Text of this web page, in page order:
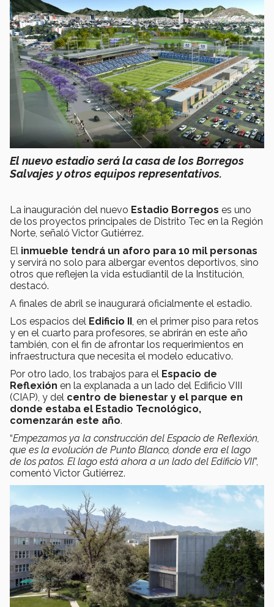
El nuevo estadio será la casa de los Borregos
Salvajes y otros equipos representativos.
La inauguración del nuevo Estadio Borregos es uno
de los proyectos principales de Distrito Tec en la Región
Norte, señaló Victor Gutiérrez.
El inmueble tendrá un aforo para 10 mil personas
y servirá no solo para albergar eventos deportivos, sino
otros que reflejen la vida estudiantil de la Institución,
destacó.
A finales de abril se inaugurará oficialmente el estadio.
Los espacios del Edificio II , en el primer piso para retos
y en el cuarto para profesores, se abrirán en este año
también, con el fin de afrontar los requerimientos en
infraestructura que necesita el modelo educativo.
Por otro lado, los trabajos para el Espacio de
Reflexión en la explanada a un lado del Edificio VIII
(CIAP), y del centro de bienestar y el parque en
donde estaba el Estadio Tecnológico,
comenzarán este año.
“Empezamos ya la construcción del Espacio de Reflexión,
que es la evolución de Punto Blanco, donde era el lago
de los patos. El lago está ahora a un lado del Edificio VII”,
comentó Victor Gutiérrez.